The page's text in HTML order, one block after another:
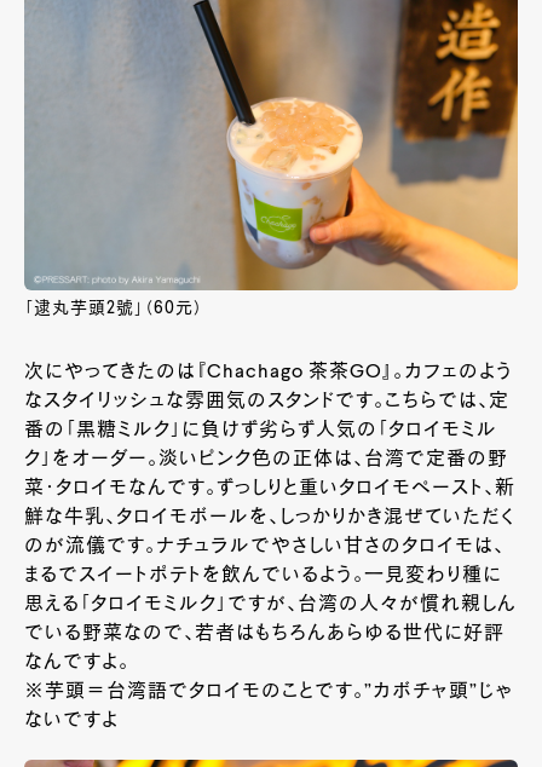
「逮丸芋頭2號」（60元）
次にやってきたのは『Chachago 茶茶GO』。カフェのよう
なスタイリッシュな雰囲気のスタンドです。こちらでは、定
番の「黒糖ミルク」に負けず劣らず人気の「タロイモミル
ク」をオーダー。淡いピンク色の正体は、台湾で定番の野
菜・タロイモなんです。ずっしりと重いタロイモペースト、新
鮮な牛乳、タロイモボールを、しっかりかき混ぜていただく
のが流儀です。ナチュラルでやさしい甘さのタロイモは、
まるでスイートポテトを飲んでいるよう。一見変わり種に
思える「タロイモミルク」ですが、台湾の人々が慣れ親しん
でいる野菜なので、若者はもちろんあらゆる世代に好評
なんですよ。
※芋頭＝台湾語でタロイモのことです。”カボチャ頭”じゃ
ないですよ